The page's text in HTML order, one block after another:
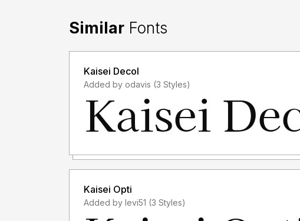
memanfaatkan/menggunakan font kami. Baik itu untuk
atau Perusahaan/Korporasi.
- Silakan gunakan lisensi komersial dengan membeli
https://letterena.com/
- Dengan hanya lisensi "Personal Use", DILARANG
untuk kepeluan Komersial, baik itu untuk Iklan, Promosi,
kaos distro atau untuk Kemasan Produk (baik Fisik
menghasilkan profit/keuntungan.
Similar Fonts
Kaisei Decol
Added by odavis (3 Styles)
Kaisei Opti
Added by levi51 (3 Styles)